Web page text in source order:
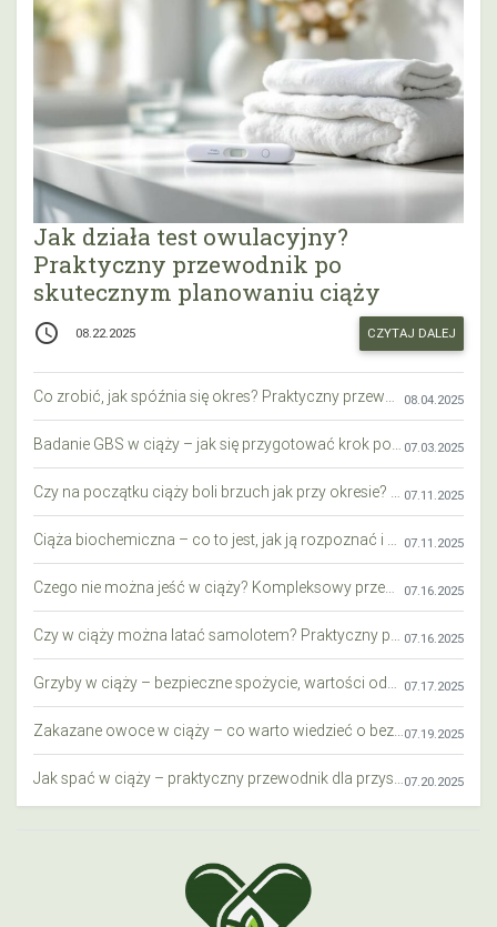
Jak działa test owulacyjny?
Praktyczny przewodnik po
skutecznym planowaniu ciąży
access_time 08.22.2025 CZYTAJ DALEJ
08.04.2025
07.03.2025
07.11.2025
07.11.2025
07.16.2025
07.16.2025
07.17.2025
07.19.2025
07.20.2025